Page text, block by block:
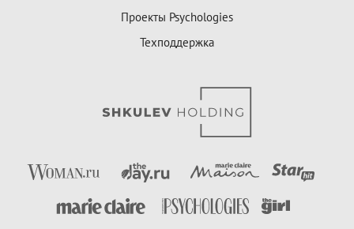
Проекты Psychologies
Техподдержка